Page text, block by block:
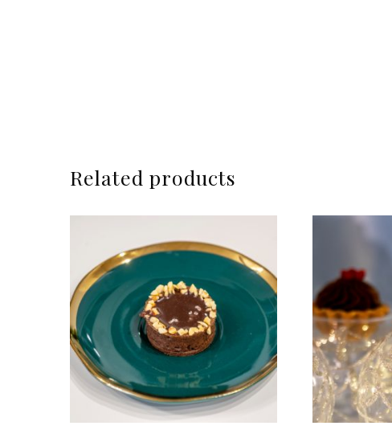
Related products